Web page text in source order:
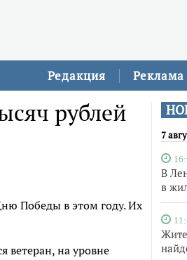
Редакция Реклама
7
В
в
рублей
Победы в этом году. Их
ветеран, на уровне